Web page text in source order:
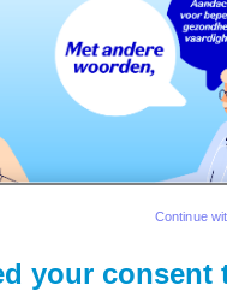
your consent
Continue